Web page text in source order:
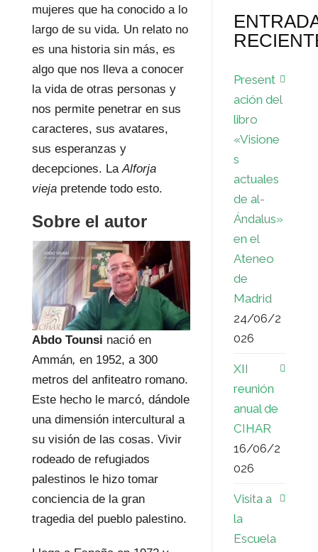
mujeres que ha conocido a lo
largo de su vida. Un relato no
es una historia sin más, es
algo que nos lleva a conocer
la vida de otras personas y
nos permite penetrar en sus
caracteres, sus avatares,
sus esperanzas y
decepciones. LaAlforja
viejapretende todo esto.
Sobre el autor
Abdo Tounsi nació en
Ammán, en 1952, a 300
metros del anfiteatro romano.
Este hecho le marcó, dándole
una dimensión intercultural a
su visión de las cosas. Vivir
rodeado de refugiados
palestinos le hizo tomar
conciencia de la gran
tragedia del pueblo palestino.
Present
ación del
libro
«Visione
s
actuales
de al-
Ándalus»
en el
Ateneo
de
Madrid
24/06/2
026
XII
reunión
anual de
CIHAR
16/06/2
026
Visita a
la
Escuela